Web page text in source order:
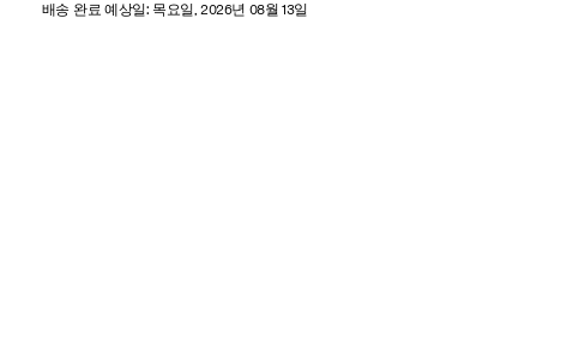
배송 완료 예상일: 목요일, 2026년 08월 13일